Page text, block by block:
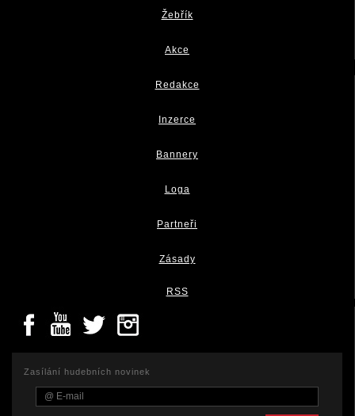
Žebřík
Akce
Redakce
Inzerce
Bannery
Loga
Partneři
Zásady
RSS
Zasílání hudebních novinek